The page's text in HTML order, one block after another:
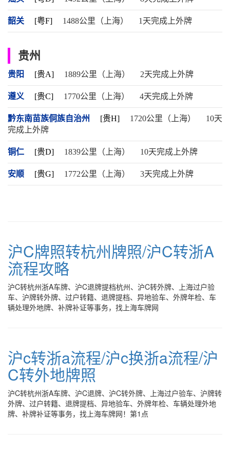
韶关 [粤F] 1488公里（上海） 1天完成上外牌
贵州
贵阳 [贵A] 1889公里（上海） 2天完成上外牌
遵义 [贵C] 1770公里（上海） 4天完成上外牌
黔东南苗族侗族自治州 [贵H] 1720公里（上海）
10天
完成上外牌
铜仁 [贵D] 1839公里（上海） 10天完成上外牌
安顺 [贵G] 1772公里（上海） 3天完成上外牌
沪C牌照转杭州牌照/沪C转浙A
流程攻略
沪C转杭州浙A车牌、沪C退牌提档杭州、沪C转外牌、上海过户验
车、沪牌转外牌、过户转籍、退牌提档、异地验车、外牌年检、车
辆处理外地牌、补牌补证等事务，找上海车牌网
沪c转浙a流程/沪c换浙a流程/沪
C转外地牌照
沪C转杭州浙A车牌、沪C退牌、沪C转外牌、上海过户验车、沪牌转
外牌、过户转籍、退牌提档、异地验车、外牌年检、车辆处理外地
牌、补牌补证等事务，找上海车牌网！第1点